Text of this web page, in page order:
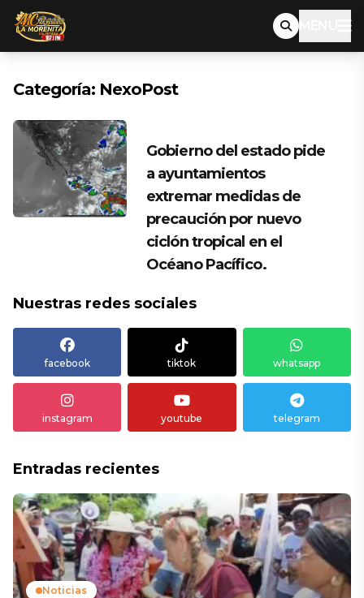
MENU
Categoría: NexoPost
Gobierno del estado pide
a ayuntamientos
extremar medidas de
precaución por nuevo
ciclón tropical en el
Océano Pacífico.
Nuestras redes sociales
facebook tiktok whatsapp
instagram youtube telegram
Entradas recientes
Noticias